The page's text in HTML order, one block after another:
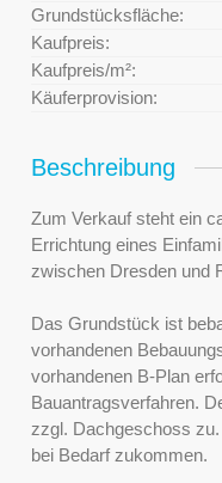
Grundstücksfläche:
Kaufpreis:
Kaufpreis/m²:
Käuferprovision:
Beschreibung
Zum Verkauf steht ein
Errichtung eines
zwischen Dresden und
Das Grundstück ist
vorhandenen
vorhandenen B-Plan
Bauantragsverfahren.
zzgl. Dachgeschoss
bei Bedarf zukommen.